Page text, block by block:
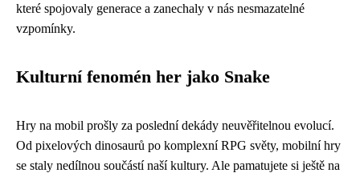
které spojovaly generace a zanechaly v nás nesmazatelné
vzpomínky.
Kulturní fenomén her jako Snake
Hry na mobil prošly za poslední dekády neuvěřitelnou evolucí.
Od pixelových dinosaurů po komplexní RPG světy, mobilní hry
se staly nedílnou součástí naší kultury. Ale pamatujete si ještě na